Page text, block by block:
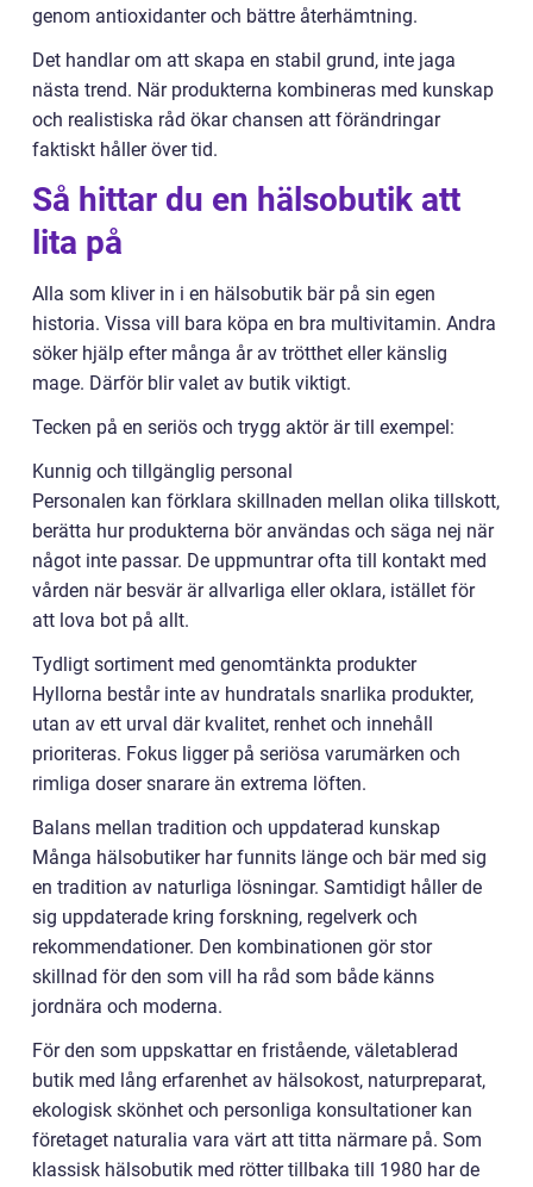
genom antioxidanter och bättre återhämtning.
Det handlar om att skapa en stabil grund, inte jaga
nästa trend. När produkterna kombineras med kunskap
och realistiska råd ökar chansen att förändringar
faktiskt håller över tid.
Så hittar du en hälsobutik att
lita på
Alla som kliver in i en hälsobutik bär på sin egen
historia. Vissa vill bara köpa en bra multivitamin. Andra
söker hjälp efter många år av trötthet eller känslig
mage. Därför blir valet av butik viktigt.
Tecken på en seriös och trygg aktör är till exempel:
Kunnig och tillgänglig personal
Personalen kan förklara skillnaden mellan olika tillskott,
berätta hur produkterna bör användas och säga nej när
något inte passar. De uppmuntrar ofta till kontakt med
vården när besvär är allvarliga eller oklara, istället för
att lova bot på allt.
Tydligt sortiment med genomtänkta produkter
Hyllorna består inte av hundratals snarlika produkter,
utan av ett urval där kvalitet, renhet och innehåll
prioriteras. Fokus ligger på seriösa varumärken och
rimliga doser snarare än extrema löften.
Balans mellan tradition och uppdaterad kunskap
Många hälsobutiker har funnits länge och bär med sig
en tradition av naturliga lösningar. Samtidigt håller de
sig uppdaterade kring forskning, regelverk och
rekommendationer. Den kombinationen gör stor
skillnad för den som vill ha råd som både känns
jordnära och moderna.
För den som uppskattar en fristående, väletablerad
butik med lång erfarenhet av hälsokost, naturpreparat,
ekologisk skönhet och personliga konsultationer kan
företaget naturalia vara värt att titta närmare på. Som
klassisk hälsobutik med rötter tillbaka till 1980 har de